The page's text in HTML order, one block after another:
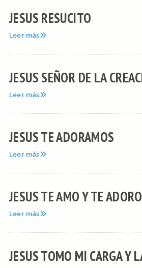
JESUS RESUCITO
Leer más
JESUS SEÑOR DE LA
Leer más
JESUS TE ADORAMOS
Leer más
JESUS TE AMO Y TE
Leer más
JESUS TOMO MI CARGA Y